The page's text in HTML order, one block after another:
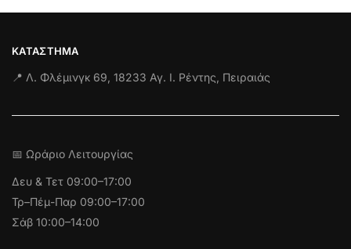
ΚΑΤΆΣΤΗΜΑ
📍 Λ. Φλέμινγκ 69, 18233 Αγ. Ι. Ρέντης, Πειραιάς
📅 Ωράριο Λειτουργίας
Δευ & Τετ 09:00–17:00
Τρ–Πέμ-Παρ 09:00–17:00
Σάβ 10:00–14:00